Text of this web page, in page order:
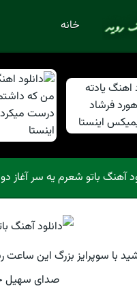
خانه
آهنگ باتو شعرم یه سر آغاز
با سوپرایز بزرگ این
صدای سهیل